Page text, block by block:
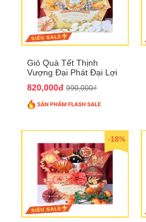
Giỏ Quà Tết Thịnh
Vượng Đại Phát Đại Lợi
820,000đ 990,000₫
-18%